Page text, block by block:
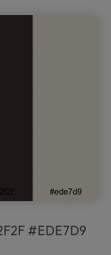
#EDE7D9